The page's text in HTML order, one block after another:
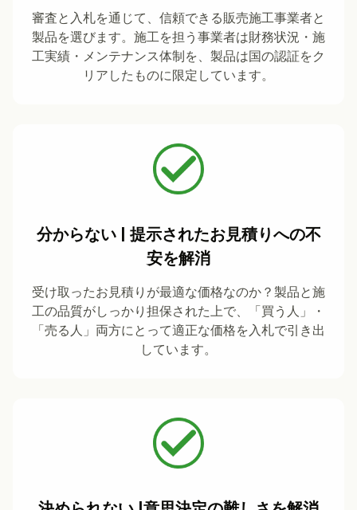
審査と入札を通じて、信頼できる販売施工事業者と
製品を選びます。施工を担う事業者は財務状況・施
工実績・メンテナンス体制を、製品は国の認証をク
リアしたものに限定しています。
分からない | 提示されたお見積りへの不
安を解消
受け取ったお見積りが最適な価格なのか？製品と施
工の品質がしっかり担保された上で、「買う人」・
「売る人」両方にとって適正な価格を入札で引き出
しています。